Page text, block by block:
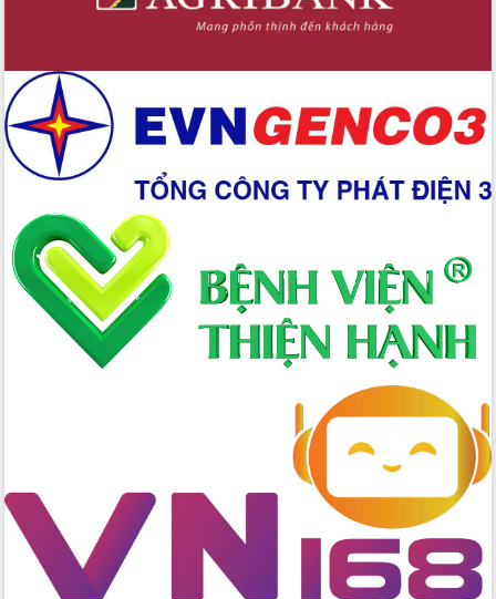
Định vị cà phê Việt Nam như một “di
sản sống” trong dòng chảy toàn cầu
sống người dân từ những mô hình thiết
Quyết liệt tháo gỡ vướng mắc, đẩy
nhanh tiến độ các dự án trọng điểm
trong Khu kinh tế Nam Phú Yên
Hòn Yến phát triển du lịch gắn với bảo
tồn biển
Lấy ý kiến điều chỉnh Quy hoạch tỉnh
Đắk Lắk thời kỳ 2021-2030, tầm nhìn
đến năm 2050
Phát động chiến dịch 30 ngày đêm
giải phóng mặt bằng Tuyến đường bộ
chuyển đổi số giai đoạn 2026 – 2030
với Tập đoàn Bưu chính Viễn thông
Việt Nam
Thứ trưởng Bộ Y tế làm việc với tỉnh
Đắk Lắk về phát triển nhân lực y tế